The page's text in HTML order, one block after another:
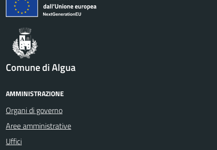
Comune di Algua
AMMINISTRAZIONE
Organi di governo
Aree amministrative
Uffici